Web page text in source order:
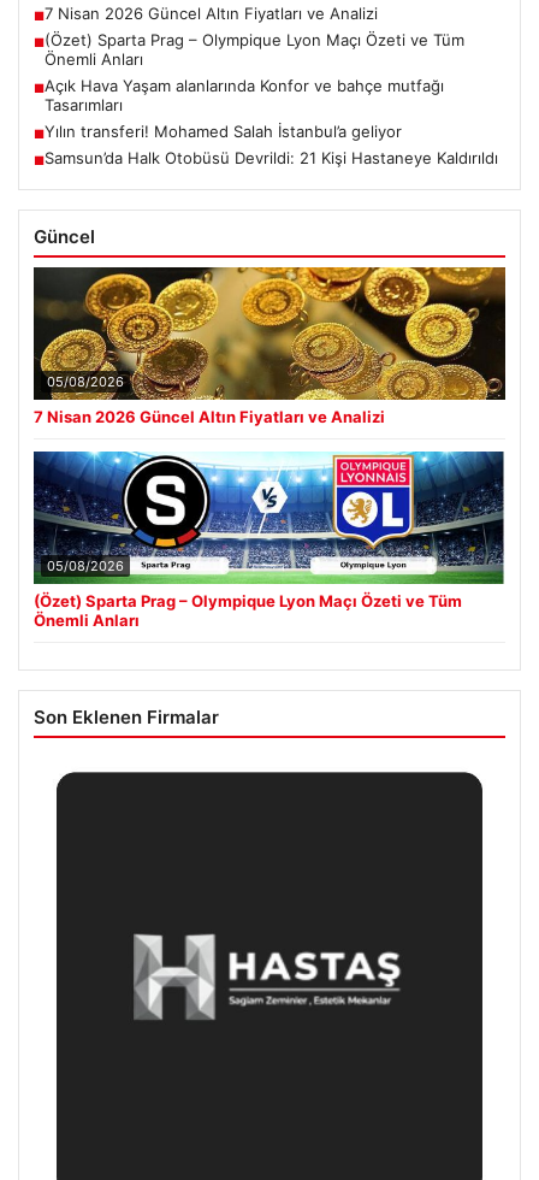
■7 Nisan 2026 Güncel Altın Fiyatları ve Analizi
■(Özet) Sparta Prag – Olympique Lyon Maçı Özeti ve Tüm
Önemli Anları
■Açık Hava Yaşam alanlarında Konfor ve bahçe mutfağı
Tasarımları
■Yılın transferi! Mohamed Salah İstanbul’a geliyor
■Samsun’da Halk Otobüsü Devrildi: 21 Kişi Hastaneye Kaldırıldı
Güncel
05/08/2026
7 Nisan 2026 Güncel Altın Fiyatları ve Analizi
05/08/2026
(Özet) Sparta Prag – Olympique Lyon Maçı Özeti ve Tüm
Önemli Anları
Son Eklenen Firmalar